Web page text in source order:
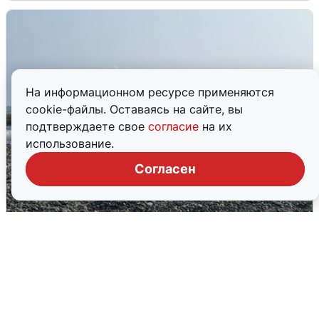
На информационном ресурсе применяются
cookie-файлы. Оставаясь на сайте, вы
подтверждаете свое согласие на их
использование.
Согласен